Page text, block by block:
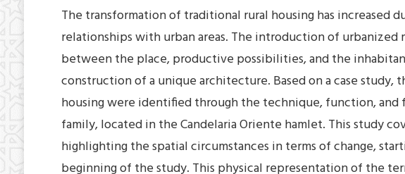
The transformation of traditional rural housing has increased
relationships with urban areas. The introduction of
between the place, productive possibilities, and the
construction of a unique architecture. Based on a case
housing were identified through the technique, function, and
family, located in the Candelaria Oriente hamlet. This study
highlighting the spatial circumstances in terms of change,
beginning of the study. This physical representation of the